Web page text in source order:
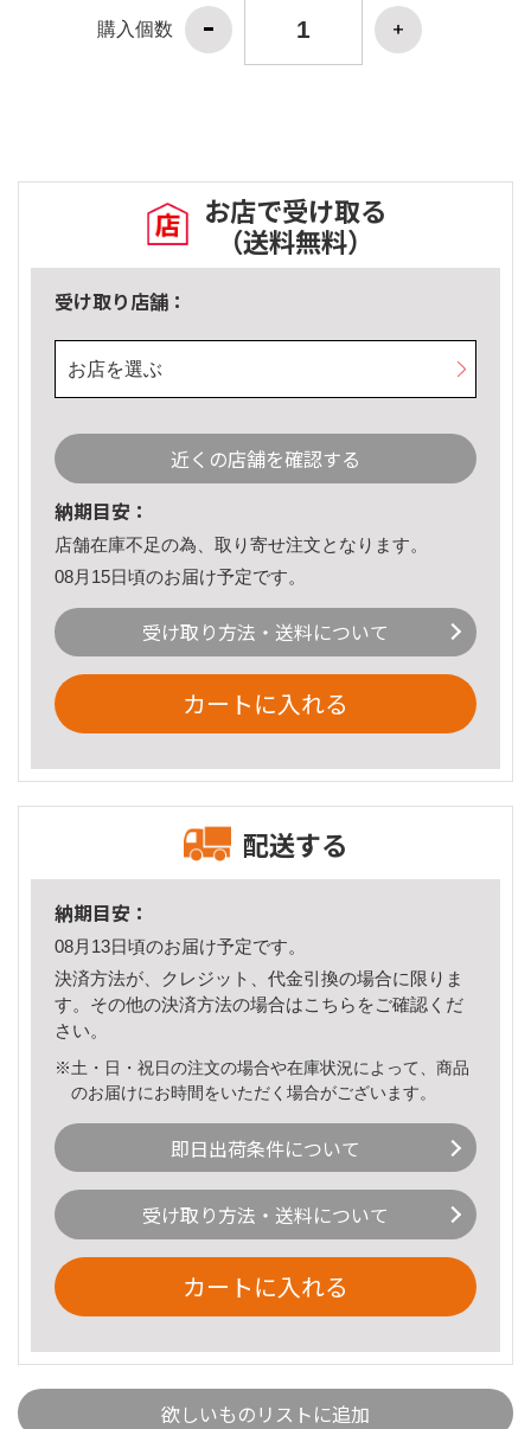
購入個数
お店で受け取る
（送料無料）
受け取り店舗：
お店を選ぶ
近くの店舗を確認する
納期目安：
店舗在庫不足の為、取り寄せ注文となります。
08月15日頃のお届け予定です。
受け取り方法・送料について
カートに入れる
配送する
納期目安：
08月13日頃のお届け予定です。
決済方法が、クレジット、代金引換の場合に限りま
す。その他の決済方法の場合はこちら をご確認くだ
さい。
※土・日・祝日の注文の場合や在庫状況によって、商品
のお届けにお時間をいただく場合がございます。
即日出荷条件について
受け取り方法・送料について
カートに入れる
欲しいものリストに追加